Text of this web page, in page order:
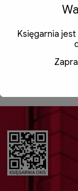
0,00zł z VAT
Księgarnia